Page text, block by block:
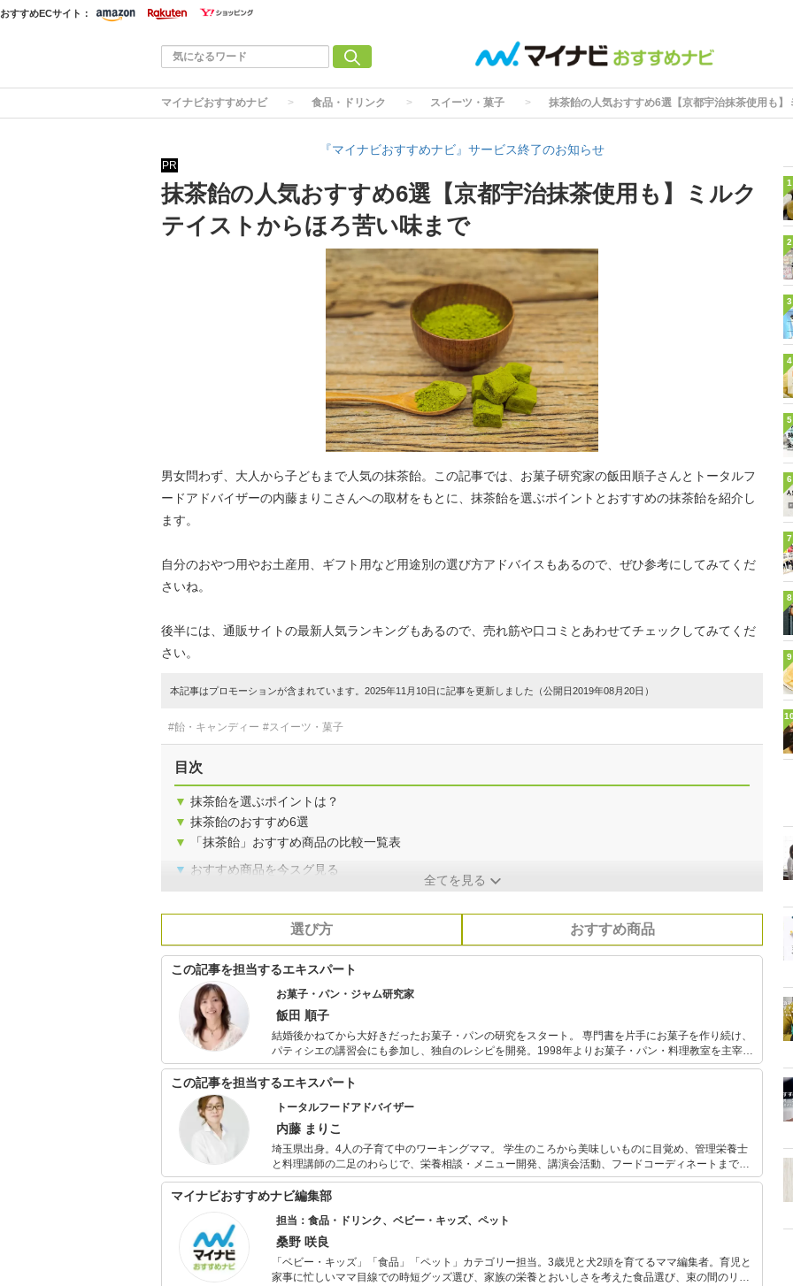
おすすめECサイト：
マイナビおすすめナビ 食品・ドリンク スイーツ・菓子 抹茶飴の人気おすすめ6選【京都宇治抹茶使用も
『マイナビおすすめナビ』サービス終了のお知らせ
PR
抹茶飴の人気おすすめ6選【京都宇治抹茶使用も】ミルク
テイストからほろ苦い味まで
男女問わず、大人から子どもまで人気の抹茶飴。この記事では、お菓子研究家の飯田順子さんとトータルフ
ードアドバイザーの内藤まりこさんへの取材をもとに、抹茶飴を選ぶポイントとおすすめの抹茶飴を紹介し
ます。
自分のおやつ用やお土産用、ギフト用など用途別の選び方アドバイスもあるので、ぜひ参考にしてみてくだ
さいね。
後半には、通販サイトの最新人気ランキングもあるので、売れ筋や口コミとあわせてチェックしてみてくだ
さい。
本記事はプロモーションが含まれています。2025年11月10日に記事を更新しました（公開日2019年08月20日）
#飴・キャンディー #スイーツ・菓子
目次
▼ 抹茶飴を選ぶポイントは？
▼ 抹茶飴のおすすめ6選
▼
「抹茶飴」おすすめ商品の比較一覧表
▼ おすすめ商品を今スグ見る
全てを見る
選び方 おすすめ商品
この記事を担当するエキスパート
お菓子・パン・ジャム研究家
飯田 順子
結婚後かねてから大好きだったお菓子・パンの研究をスタート。 専門書を片手にお菓子を作り続け、
パティシエの講習会にも参加し、独自のレシピを開発。1998年よりお菓子・パン・料理教室を主宰。
スィーツファンを集めて都内の有名パティスリー巡りやフランスへのスィーツツアーを定期的に開催
する一方で、毎年フランスで研修を重ね、リッツエスコフィエやベルエコンセイユで本格的に学ぶ。
多数。
この記事を担当するエキスパート
トータルフードアドバイザー
内藤 まりこ
埼玉県出身。4人の子育て中のワーキングママ。 学生のころから美味しいものに目覚め、管理栄養士
と料理講師の二足のわらじで、栄養相談・メニュー開発、講演会活動、フードコーディネートまで
様々なジャンルで活動中。 趣味は家庭菜園と子どもが喜ぶ満足度の高い公園探し。
マイナビおすすめナビ編集部
担当：食品・ドリンク、ベビー・キッズ、ペット
桑野 咲良
「ベビー・キッズ」「食品」「ペット」カテゴリー担当。3歳児と犬2頭を育てるママ編集者。育児と
家事に忙しいママ目線での時短グッズ選び、家族の栄養とおいしさを考えた食品選び、束の間のリラ
1
2
3
4
5
6
7
8
9